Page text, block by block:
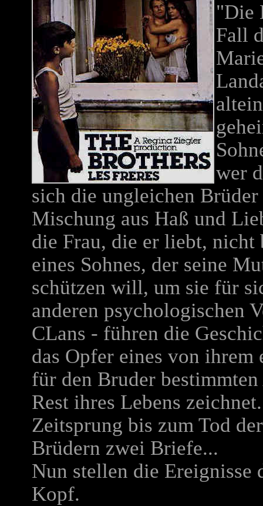
"Die
Fall
wer
sich die ungleichen
Mischung aus Haß und
die Frau, die er liebt, nicht
eines Sohnes, der seine
schützen will, um sie für
anderen psychologischen
CLans - führen die
das Opfer eines von
für den Bruder
Rest ihres Lebens
Zeitsprung bis zum Tod
Brüdern zwei Briefe...
Nun stellen die Ereignisse
Kopf.